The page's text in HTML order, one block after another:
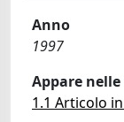
Anno
1997
Appare
1.1 Articolo